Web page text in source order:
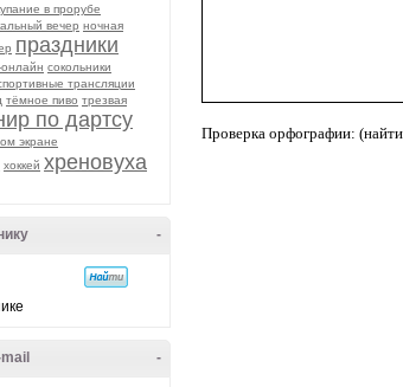
в прорубе
вечер ночная
праздники
сокольники
трансляции
тёмное пиво трезвая
по дартсу
экране
хоккей хреновуха
-
-
Проверка орфографии: